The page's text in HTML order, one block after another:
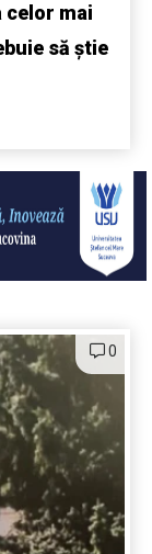
celor mai
să știe
0